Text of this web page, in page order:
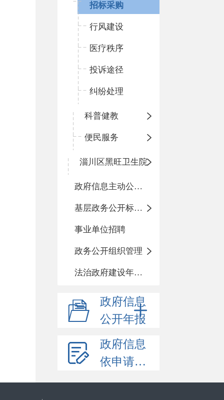
招标采购
行风建设
医疗秩序
投诉途径
纠纷处理
科普健教
便民服务
淄川区黑旺卫生院
政府信息主动公开基本目录
基层政务公开标准化目录
事业单位招聘
政务公开组织管理
法治政府建设年度报告
政府信息
公开年报
政府信息
依申请公开